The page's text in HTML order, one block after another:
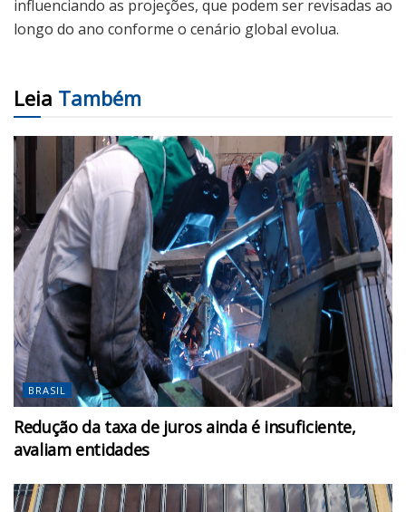
influenciando as projeções, que podem ser revisadas ao
longo do ano conforme o cenário global evolua.
Leia Também
BRASIL
Redução da taxa de juros ainda é insuficiente,
avaliam entidades